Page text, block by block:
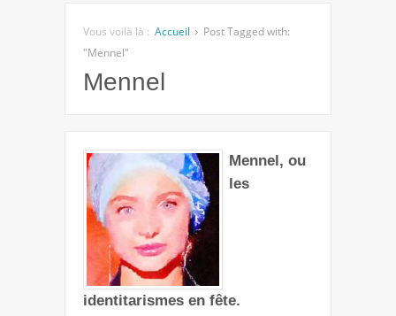
Vous voilà là : Accueil
Post Tagged with:
"Mennel"
Mennel
Mennel, ou
les
identitarismes en fête.